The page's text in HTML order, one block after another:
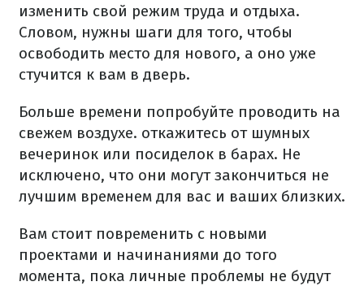
изменить свой режим труда и отдыха.
Словом, нужны шаги для того, чтобы
освободить место для нового, а оно уже
стучится к вам в дверь.
Больше времени попробуйте проводить на
свежем воздухе. откажитесь от шумных
вечеринок или посиделок в барах. Не
исключено, что они могут закончиться не
лучшим временем для вас и ваших близких.
Вам стоит повременить с новыми
проектами и начинаниями до того
момента, пока личные проблемы не будут